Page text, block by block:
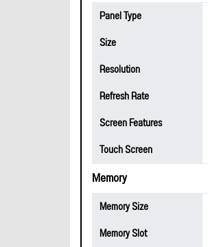
Panel Type
Size
Resolution
Refresh Rate
Screen Features
Touch Screen
Memory
Memory Size
Memory Slot